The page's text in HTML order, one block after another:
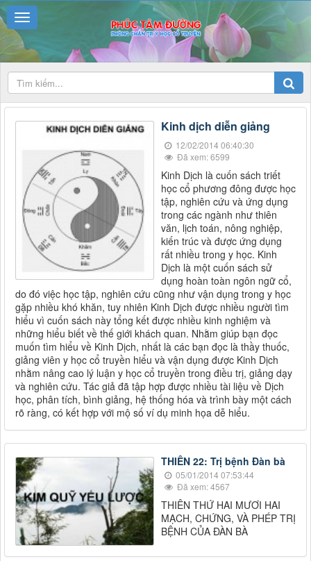
Kinh dịch diễn giảng
12/02/2014 06:40:30
Đã xem: 6599
Kinh Dịch là cuốn sách triết
học cổ phương đông được học
tập, nghiên cứu và ứng dụng
trong các ngành như thiên
văn, lịch toán, nông nghiệp,
kiến trúc và được ứng dụng
rất nhiều trong y học. Kinh
Dịch là một cuốn sách sử
dụng hoàn toàn ngôn ngữ cổ,
do đó việc học tập, nghiên cứu cũng như vận dụng trong y học
gặp nhiều khó khăn, tuy nhiên Kinh Dịch được nhiều người tìm
hiểu vì cuốn sách này tổng kết được nhiều kinh nghiệm và
những hiểu biết về thế giới khách quan. Nhằm giúp bạn đọc
muốn tìm hiểu về Kinh Dịch, nhất là các bạn đọc là thầy thuốc,
giảng viên y học cổ truyền hiểu và vận dụng được Kinh Dịch
nhằm nâng cao lý luận y học cổ truyền trong điều trị, giảng dạy
và nghiên cứu. Tác giả đã tập hợp được nhiều tài liệu về Dịch
học, phân tích, bình giảng, hệ thống hóa và trình bày một cách
rõ ràng, có kết hợp với mộ số ví dụ minh họa dễ hiểu.
THIÊN 22: Trị bệnh Đàn bà
05/01/2014 07:53:44
Đã xem: 4567
THIÊN THỨ HAI MƯƠI HAI
MẠCH, CHỨNG, VÀ PHÉP TRỊ
BỆNH CỦA ĐÀN BÀ